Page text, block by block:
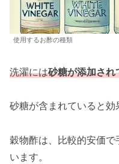
使用するお酢の種類
洗濯には砂糖が添加され
砂糖が含まれていると効
穀物酢は、比較的安価
います。